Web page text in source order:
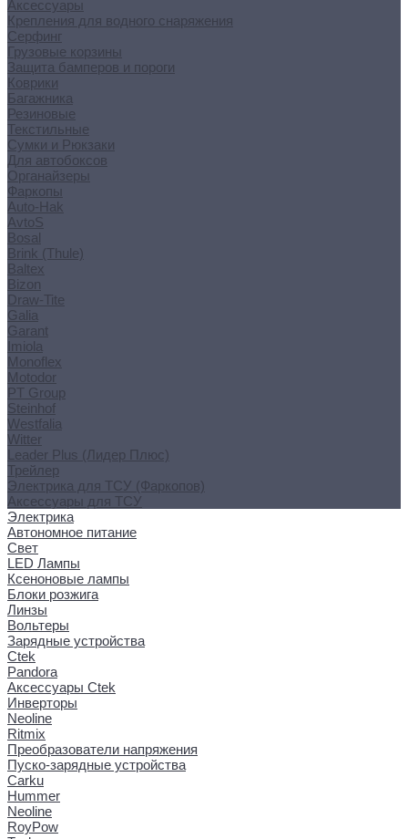
Аксессуары
Крепления для водного снаряжения
Серфинг
Грузовые корзины
Защита бамперов и пороги
Коврики
Багажника
Резиновые
Текстильные
Сумки и Рюкзаки
Для автобоксов
Органайзеры
Фаркопы
Auto-Hak
AvtoS
Bosal
Brink (Thule)
Baltex
Bizon
Draw-Tite
Galia
Garant
Imiola
Monoflex
Motodor
PT Group
Steinhof
Westfalia
Witter
Leader Plus (Лидер Плюс)
Трейлер
Электрика для ТСУ (Фаркопов)
Аксессуары для ТСУ
Электрика
Автономное питание
Свет
LED Лампы
Ксеноновые лампы
Блоки розжига
Линзы
Вольтеры
Зарядные устройства
Ctek
Pandora
Аксессуары Ctek
Инверторы
Neoline
Ritmix
Преобразователи напряжения
Пуско-зарядные устройства
Carku
Hummer
Neoline
RoyPow